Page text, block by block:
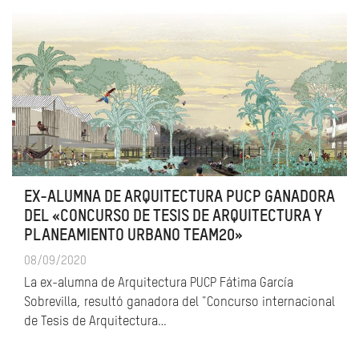
EX-ALUMNA DE ARQUITECTURA PUCP GANADORA
DEL «CONCURSO DE TESIS DE ARQUITECTURA Y
PLANEAMIENTO URBANO TEAM20»
08/09/2020
La ex-alumna de Arquitectura PUCP Fátima García
Sobrevilla, resultó ganadora del "Concurso internacional
de Tesis de Arquitectura…